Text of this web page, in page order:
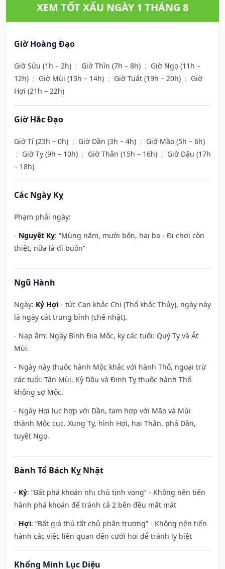
XEM TỐT XẤU NGÀY 1 THÁNG 8
Giờ Hoàng Đạo
Giờ Sửu (1h – 2h) ; Giờ Thìn (7h – 8h) ; Giờ Ngọ (11h –
12h) ; Giờ Mùi (13h – 14h) ; Giờ Tuất (19h – 20h) ; Giờ
Hợi (21h – 22h)
Giờ Hắc Đạo
Giờ Tí (23h – 0h) ; Giờ Dần (3h – 4h) ; Giờ Mão (5h – 6h)
; Giờ Tỵ (9h – 10h) ; Giờ Thân (15h – 16h) ; Giờ Dậu (17h
– 18h)
Các Ngày Kỵ
Phạm phải ngày:
- Nguyệt Kỵ: “Mùng năm, mười bốn, hai ba - Đi chơi còn
thiệt, nữa là đi buôn”
Ngũ Hành
Ngày: Kỷ Hợi - tức Can khắc Chi (Thổ khắc Thủy), ngày này
là ngày cát trung bình (chế nhật).
- Nạp âm: Ngày Bình Địa Mộc, kỵ các tuổi: Quý Tỵ và Ất
Mùi.
- Ngày này thuộc hành Mộc khắc với hành Thổ, ngoại trừ
các tuổi: Tân Mùi, Kỷ Dậu và Đinh Tỵ thuộc hành Thổ
không sợ Mộc.
- Ngày Hợi lục hợp với Dần, tam hợp với Mão và Mùi
thành Mộc cục. Xung Tỵ, hình Hợi, hại Thân, phá Dần,
tuyệt Ngọ.
Bành Tổ Bách Kỵ Nhật
- Kỷ: “Bất phá khoán nhị chủ tịnh vong” - Không nên tiến
hành phá khoán để tránh cả 2 bên đều mất mát
- Hợi: “Bất giá thú tất chủ phân trương” - Không nên tiến
hành các việc liên quan đến cưới hỏi để tránh ly biệt
Khổng Minh Lục Diệu